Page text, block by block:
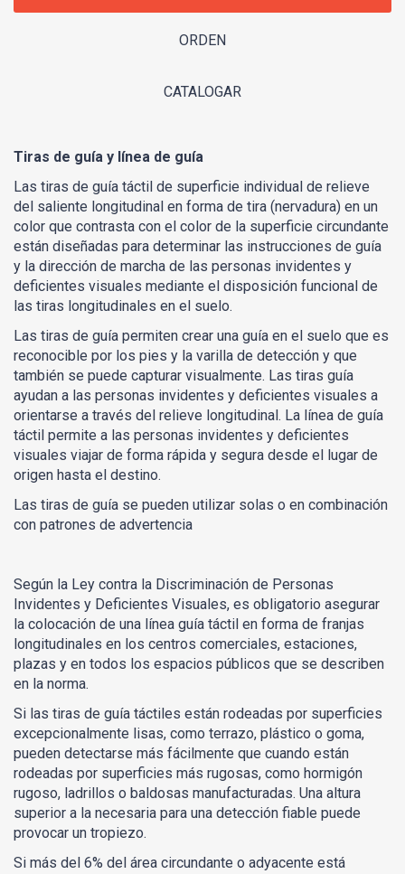
ORDEN
CATALOGAR
Tiras de guía y línea de guía
Las tiras de guía táctil de superficie individual de relieve
del saliente longitudinal en forma de tira (nervadura) en un
color que contrasta con el color de la superficie circundante
están diseñadas para determinar las instrucciones de guía
y la dirección de marcha de las personas invidentes y
deficientes visuales mediante el disposición funcional de
las tiras longitudinales en el suelo.
Las tiras de guía permiten crear una guía en el suelo que es
reconocible por los pies y la varilla de detección y que
también se puede capturar visualmente. Las tiras guía
ayudan a las personas invidentes y deficientes visuales a
orientarse a través del relieve longitudinal. La línea de guía
táctil permite a las personas invidentes y deficientes
visuales viajar de forma rápida y segura desde el lugar de
origen hasta el destino.
Las tiras de guía se pueden utilizar solas o en combinación
con patrones de advertencia
Según la Ley contra la Discriminación de Personas
Invidentes y Deficientes Visuales, es obligatorio asegurar
la colocación de una línea guía táctil en forma de franjas
longitudinales en los centros comerciales, estaciones,
plazas y en todos los espacios públicos que se describen
en la norma.
Si las tiras de guía táctiles están rodeadas por superficies
excepcionalmente lisas, como terrazo, plástico o goma,
pueden detectarse más fácilmente que cuando están
rodeadas por superficies más rugosas, como hormigón
rugoso, ladrillos o baldosas manufacturadas. Una altura
superior a la necesaria para una detección fiable puede
provocar un tropiezo.
Si más del 6% del área circundante o adyacente está